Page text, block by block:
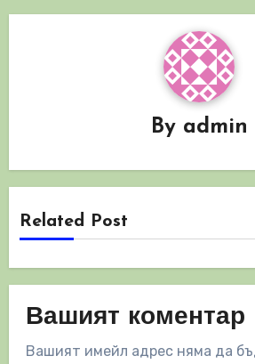
By admin
Related Post
Вашият коментар
Вашият имейл адрес няма да